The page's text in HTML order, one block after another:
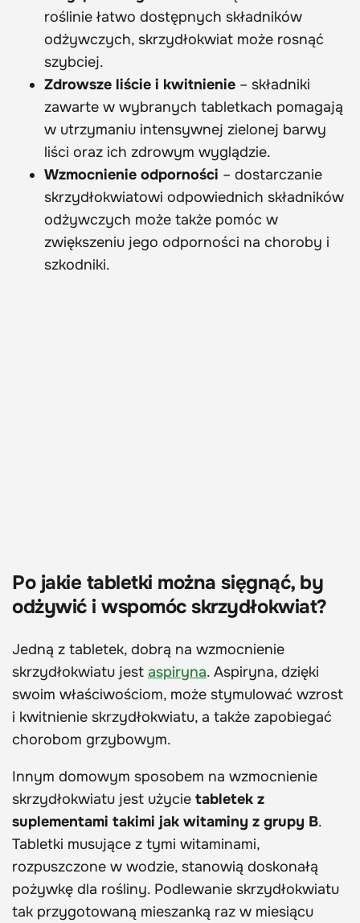
roślinie łatwo dostępnych składników
odżywczych, skrzydłokwiat może rosnąć
szybciej.
Zdrowsze liście i kwitnienie – składniki
zawarte w wybranych tabletkach pomagają
w utrzymaniu intensywnej zielonej barwy
liści oraz ich zdrowym wyglądzie.
Wzmocnienie odporności – dostarczanie
skrzydłokwiatowi odpowiednich składników
odżywczych może także pomóc w
zwiększeniu jego odporności na choroby i
szkodniki.
Po jakie tabletki można sięgnąć, by
odżywić i wspomóc skrzydłokwiat?
Jedną z tabletek, dobrą na wzmocnienie
skrzydłokwiatu jest aspiryna. Aspiryna, dzięki
swoim właściwościom, może stymulować wzrost
i kwitnienie skrzydłokwiatu, a także zapobiegać
chorobom grzybowym.
Innym domowym sposobem na wzmocnienie
skrzydłokwiatu jest użycie tabletek z
suplementami takimi jak witaminy z grupy B.
Tabletki musujące z tymi witaminami,
rozpuszczone w wodzie, stanowią doskonałą
pożywkę dla rośliny. Podlewanie skrzydłokwiatu
tak przygotowaną mieszanką raz w miesiącu